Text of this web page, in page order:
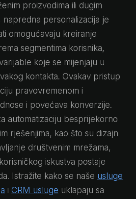
proizvodima ili dugim
napredna personalizacija je
omogućavaju kreiranje
segmentima korisnika,
koje se mijenjaju u
kontakta. Ovakav pristup
pravovremenom i
i povećava konverzije.
automatizaciju besprijekorno
rješenjima, kao što su dizajn
društvenim mrežama,
iskustva postaje
Istražite kako se naše usluge
i CRM usluge uklapaju sa